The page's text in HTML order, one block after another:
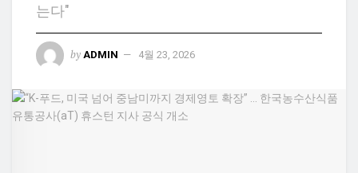
는다"
by ADMIN 4월 23, 2026